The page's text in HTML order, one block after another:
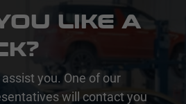
LIKE A
you. One of our
will contact you